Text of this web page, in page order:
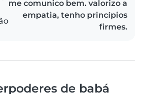
me comunico bem. valorizo a
empatia, tenho princípios
firmes.
de babá